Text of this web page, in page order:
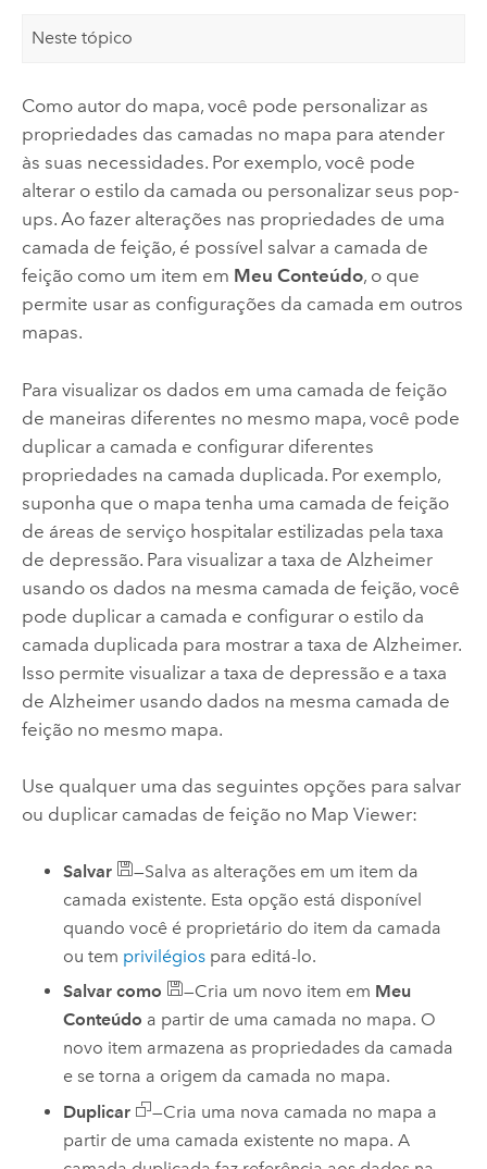
Neste tópico
Como autor do mapa, você pode personalizar as
propriedades das camadas no mapa para atender
às suas necessidades. Por exemplo, você pode
alterar o estilo da camada ou personalizar seus pop-
ups. Ao fazer alterações nas propriedades de uma
camada de feição, é possível salvar a camada de
feição como um item em Meu Conteúdo, o que
permite usar as configurações da camada em outros
mapas.
Para visualizar os dados em uma camada de feição
de maneiras diferentes no mesmo mapa, você pode
duplicar a camada e configurar diferentes
propriedades na camada duplicada. Por exemplo,
suponha que o mapa tenha uma camada de feição
de áreas de serviço hospitalar estilizadas pela taxa
de depressão. Para visualizar a taxa de Alzheimer
usando os dados na mesma camada de feição, você
pode duplicar a camada e configurar o estilo da
camada duplicada para mostrar a taxa de Alzheimer.
Isso permite visualizar a taxa de depressão e a taxa
de Alzheimer usando dados na mesma camada de
feição no mesmo mapa.
Use qualquer uma das seguintes opções para salvar
ou duplicar camadas de feição no Map Viewer:
Salvar
—Salva as alterações em um item da
camada existente. Esta opção está disponível
quando você é proprietário do item da camada
ou tem privilégios para editá-lo.
Salvar como
—Cria um novo item em Meu
Conteúdo a partir de uma camada no mapa. O
novo item armazena as propriedades da camada
e se torna a origem da camada no mapa.
Duplicar
—Cria uma nova camada no mapa a
partir de uma camada existente no mapa. A